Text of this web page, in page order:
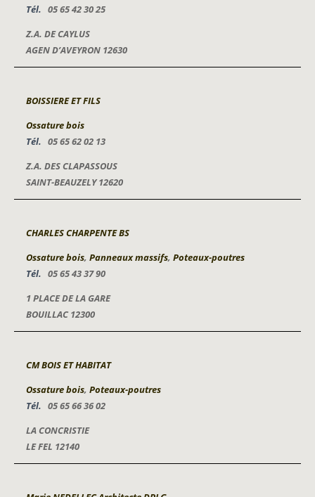
Tél. 05 65 42 30 25
Z.A. DE CAYLUS
AGEN D’AVEYRON 12630
BOISSIERE ET FILS
Ossature bois
Tél. 05 65 62 02 13
Z.A. DES CLAPASSOUS
SAINT-BEAUZELY 12620
CHARLES CHARPENTE BS
Ossature bois, Panneaux massifs, Poteaux-poutres
Tél. 05 65 43 37 90
1 PLACE DE LA GARE
BOUILLAC 12300
CM BOIS ET HABITAT
Ossature bois, Poteaux-poutres
Tél. 05 65 66 36 02
LA CONCRISTIE
LE FEL 12140